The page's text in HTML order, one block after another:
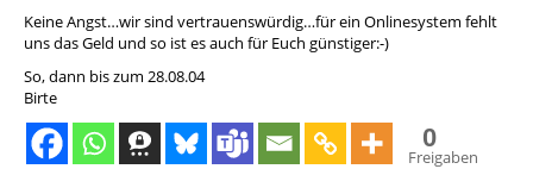
Keine Angst…wir sind vertrauenswürdig…für ein Onlinesystem fehlt
uns das Geld und so ist es auch für Euch günstiger:-)
So, dann bis zum 28.08.04
Birte
0
Freigaben